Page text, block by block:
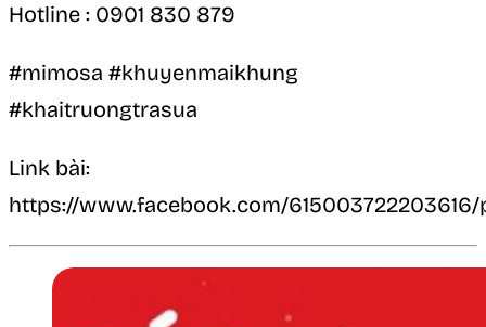
Hotline : 0901 830 879
#mimosa #khuyenmaikhung
#khaitruongtrasua
Link bài:
https://www.facebook.com/